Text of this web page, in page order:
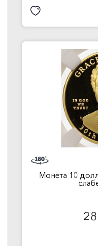
Монета 10